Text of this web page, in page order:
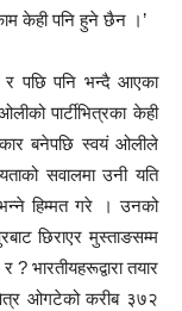
केही पनि हुने छैन ।’
र पछि पनि भन्दै आएका
पार्टीभित्रका केही
बनेपछि स्वयं ओलीले
सवालमा उनी यति
हिम्मत गरे । उनको
छिराएर मुस्ताङसम्म
? भारतीयहरूद्वारा तयार
ओगटेको करीब ३७२